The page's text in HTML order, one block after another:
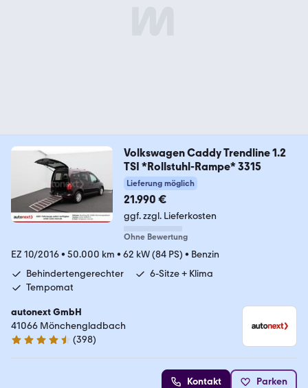
Volkswagen Caddy Trendline 1.2
TSI *Rollstuhl-Rampe* 3315
Lieferung möglich
21.990 €
ggf. zzgl. Lieferkosten
Ohne Bewertung
EZ 10/2016• 50.000 km • 62 kW (84 PS) • Benzin
Behindertengerechter
6-Sitze + Klima
Tempomat
autonext GmbH
41066 Mönchengladbach
4.7 Sterne
(398)
Kontakt Parken